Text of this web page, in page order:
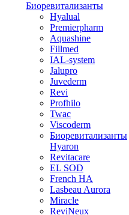
Биоревитализанты
Hyalual
Premierpharm
Aquashine
Fillmed
IAL-system
Jalupro
Juvederm
Revi
Profhilo
Twac
Viscoderm
Биоревитализанты
Hyaron
Revitacare
EL SOD
French HA
Lasbeau Aurora
Miracle
ReviNeux